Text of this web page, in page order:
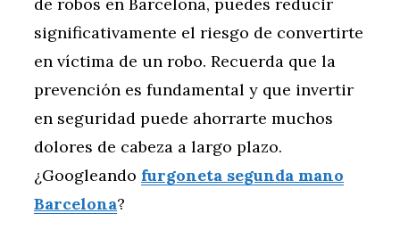
de robos en Barcelona, puedes reducir
significativamente el riesgo de convertirte
en víctima de un robo. Recuerda que la
prevención es fundamental y que invertir
en seguridad puede ahorrarte muchos
dolores de cabeza a largo plazo.
¿Googleando furgoneta segunda mano
Barcelona?